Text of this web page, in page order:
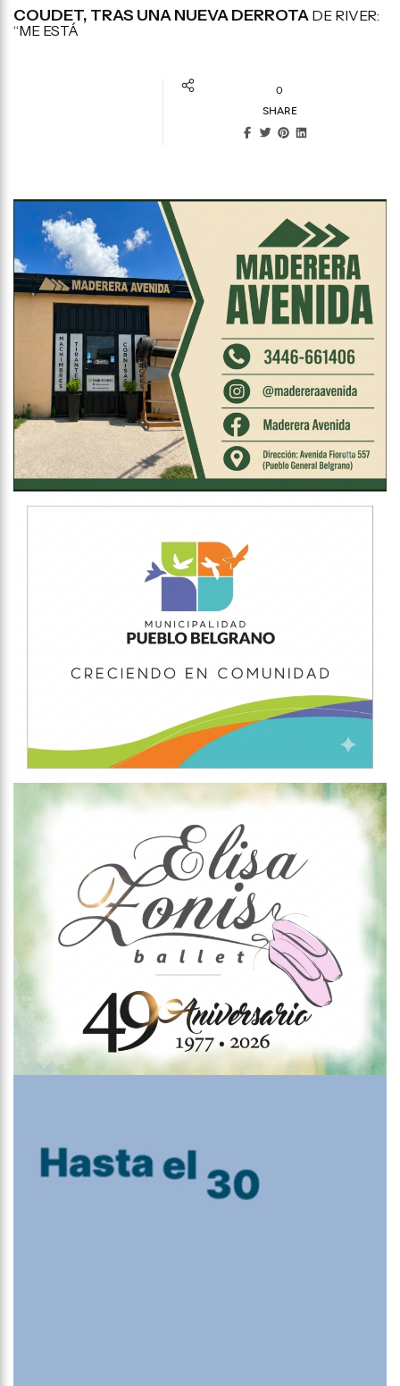
COUDET, TRAS UNA NUEVA DERROTA DE RIVER:
“ME ESTÁ
0
SHARE